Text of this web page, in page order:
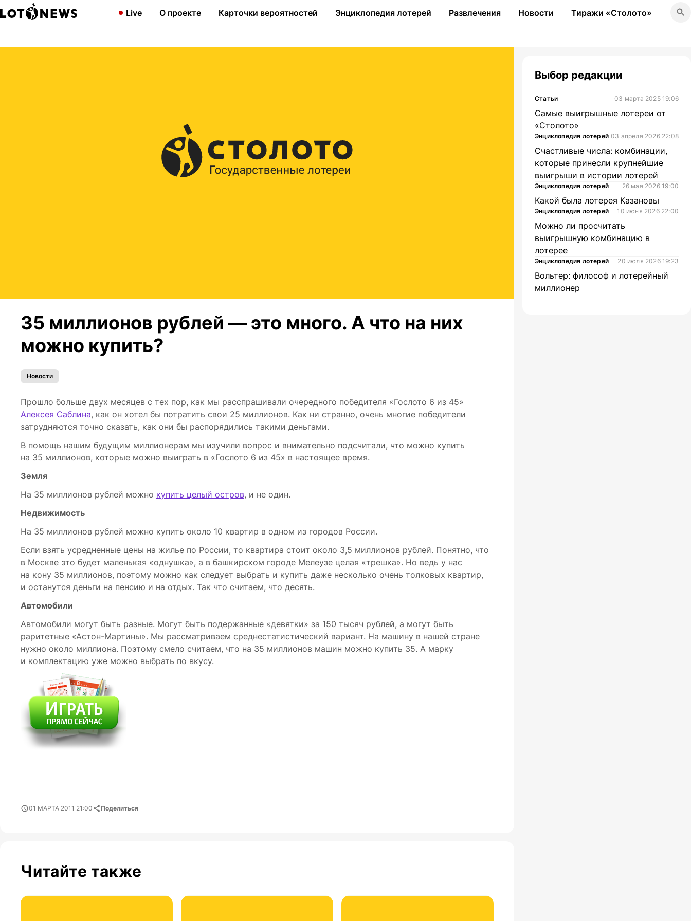
Live О проекте Карточки вероятностей Энциклопедия лотерей Развлечения Новости Тиражи «Столото»
35 миллионов рублей — это много. А что на них
можно купить?
Новости
Прошло больше двух месяцев с тех пор, как мы расспрашивали очередного победителя «Гослото 6 из 45»
Алексея Саблина, как он хотел бы потратить свои 25 миллионов. Как ни странно, очень многие победители
затрудняются точно сказать, как они бы распорядились такими деньгами.
В помощь нашим будущим миллионерам мы изучили вопрос и внимательно подсчитали, что можно купить
на 35 миллионов, которые можно выиграть в «Гослото 6 из 45» в настоящее время.
Земля
На 35 миллионов рублей можно купить целый остров, и не один.
Недвижимость
На 35 миллионов рублей можно купить около 10 квартир в одном из городов России.
Если взять усредненные цены на жилье по России, то квартира стоит около 3,5 миллионов рублей. Понятно, что
в Москве это будет маленькая «однушка», а в башкирском городе Мелеузе целая «трешка». Но ведь у нас
на кону 35 миллионов, поэтому можно как следует выбрать и купить даже несколько очень толковых квартир,
и останутся деньги на пенсию и на отдых. Так что считаем, что десять.
Автомобили
Автомобили могут быть разные. Могут быть подержанные «девятки» за 150 тысяч рублей, а могут быть
раритетные «Астон-Мартины». Мы рассматриваем среднестатистический вариант. На машину в нашей стране
нужно около миллиона. Поэтому смело считаем, что на 35 миллионов машин можно купить 35. А марку
и комплектацию уже можно выбрать по вкусу.
01 МАРТА 2011 21:00 Поделиться
Читайте также
Выбор редакции
Статьи 03 марта 2025 19:06
Самые выигрышные лотереи от
«Столото»
Энциклопедия лотерей 03 апреля 2026 22:08
Счастливые числа: комбинации,
которые принесли крупнейшие
выигрыши в истории лотерей
Энциклопедия лотерей 26 мая 2026 19:00
Какой была лотерея Казановы
Энциклопедия лотерей 10 июня 2026 22:00
Можно ли просчитать
выигрышную комбинацию в
лотерее
Энциклопедия лотерей 20 июля 2026 19:23
Вольтер: философ и лотерейный
миллионер